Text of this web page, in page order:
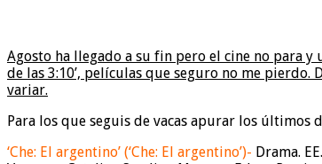
Agosto ha llegado a su fin pero el cine no para y
de las 3:10’, películas que seguro no me pierdo.
variar.
Para los que seguis de vacas apurar los
‘Che: El argentino’ (‘Che: El argentino’)- Drama.